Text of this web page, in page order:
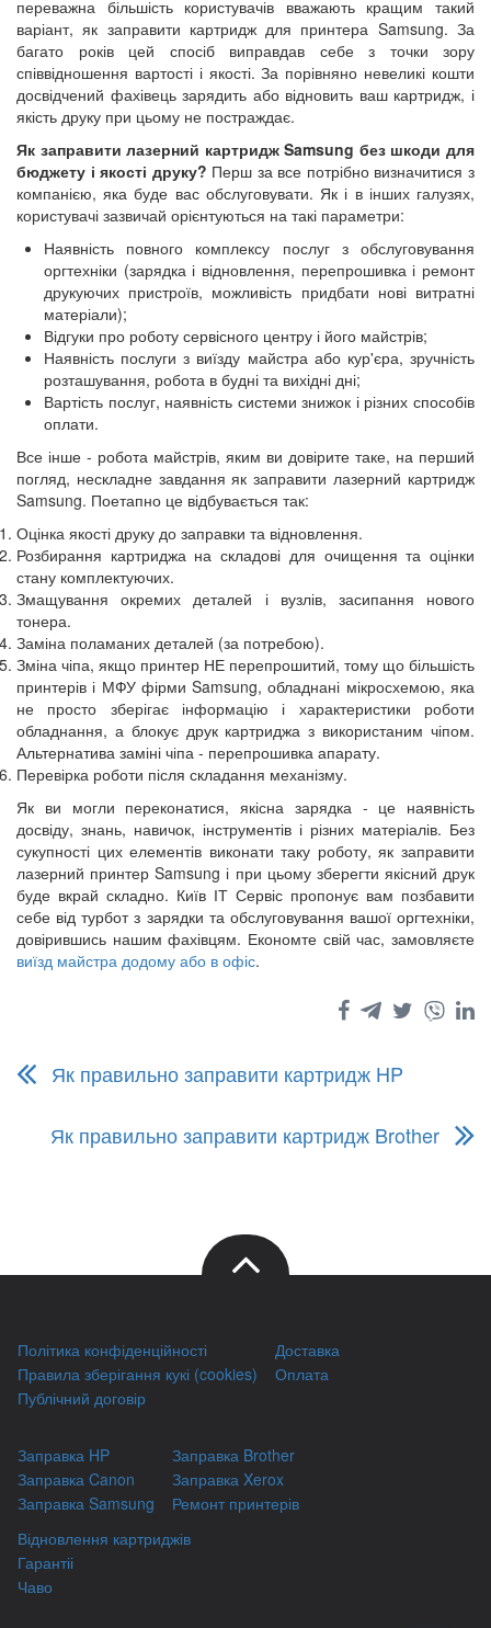
переважна більшість користувачів вважають кращим такий
варіант, як заправити картридж для принтера Samsung. За
багато років цей спосіб виправдав себе з точки зору
співвідношення вартості і якості. За порівняно невеликі кошти
досвідчений фахівець зарядить або відновить ваш картридж, і
якість друку при цьому не постраждає.
Як заправити лазерний картридж Samsung без шкоди для
бюджету і якості друку? Перш за все потрібно визначитися з
компанією, яка буде вас обслуговувати. Як і в інших галузях,
користувачі зазвичай орієнтуються на такі параметри:
Наявність повного комплексу послуг з обслуговування
оргтехніки (зарядка і відновлення, перепрошивка і ремонт
друкуючих пристроїв, можливість придбати нові витратні
матеріали);
Відгуки про роботу сервісного центру і його майстрів;
Наявність послуги з виїзду майстра або кур'єра, зручність
розташування, робота в будні та вихідні дні;
Вартість послуг, наявність системи знижок і різних способів
оплати.
Все інше - робота майстрів, яким ви довірите таке, на перший
погляд, нескладне завдання як заправити лазерний картридж
Samsung. Поетапно це відбувається так:
Оцінка якості друку до заправки та відновлення.
Розбирання картриджа на складові для очищення та оцінки
стану комплектуючих.
Змащування окремих деталей і вузлів, засипання нового
тонера.
Заміна поламаних деталей (за потребою).
Зміна чіпа, якщо принтер НЕ перепрошитий, тому що більшість
принтерів і МФУ фірми Samsung, обладнані мікросхемою, яка
не просто зберігає інформацію і характеристики роботи
обладнання, а блокує друк картриджа з використаним чіпом.
Альтернатива заміні чіпа - перепрошивка апарату.
Перевірка роботи після складання механізму.
Як ви могли переконатися, якісна зарядка - це наявність
досвіду, знань, навичок, інструментів і різних матеріалів. Без
сукупності цих елементів виконати таку роботу, як заправити
лазерний принтер Samsung і при цьому зберегти якісний друк
буде вкрай складно. Київ ІТ Сервіс пропонує вам позбавити
себе від турбот з зарядки та обслуговування вашої оргтехніки,
довірившись нашим фахівцям. Економте свій час, замовляєте
виїзд майстра додому або в офіс.
Як правильно заправити картридж HP
Як правильно заправити картридж Brother
Політика конфіденційності
Правила зберігання кукі (cookies)
Публічний договір
Доставка
Оплата
Заправка HP
Заправка Canon
Заправка Samsung
Заправка Brother
Заправка Xerox
Ремонт принтерів
Відновлення картриджів
Гарантіі
Чаво